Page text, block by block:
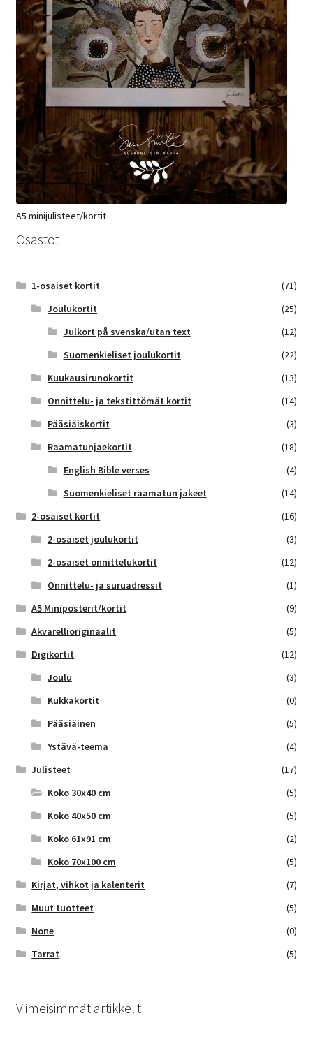
A5 minijulisteet/kortit
Osastot
1-osaiset kortit
(71)
Joulukortit
(25)
Julkort på svenska/utan text
(12)
Suomenkieliset joulukortit
(22)
Kuukausirunokortit
(13)
Onnittelu- ja tekstittömät kortit
(14)
Pääsiäiskortit
(3)
Raamatunjaekortit
(18)
English Bible verses
(4)
Suomenkieliset raamatun jakeet
(14)
2-osaiset kortit
(16)
2-osaiset joulukortit
(3)
2-osaiset onnittelukortit
(12)
Onnittelu- ja suruadressit
(1)
A5 Miniposterit/kortit
(9)
Akvarellioriginaalit
(5)
Digikortit
(12)
Joulu
(3)
Kukkakortit
(0)
Pääsiäinen
(5)
Ystävä-teema
(4)
Julisteet
(17)
Koko 30x40 cm
(5)
Koko 40x50 cm
(5)
Koko 61x91 cm
(2)
Koko 70x100 cm
(5)
Kirjat, vihkot ja kalenterit
(7)
Muut tuotteet
(5)
None
(0)
Tarrat
(5)
Viimeisimmät artikkelit